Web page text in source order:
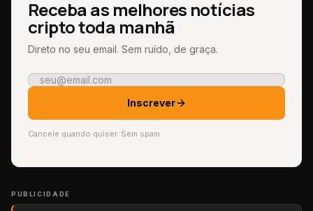
Receba as melhores notícias
cripto toda manhã
Direto no seu email. Sem ruído, de graça.
Inscrever
Cancele quando quiser. Sem spam.
PUBLICIDADE